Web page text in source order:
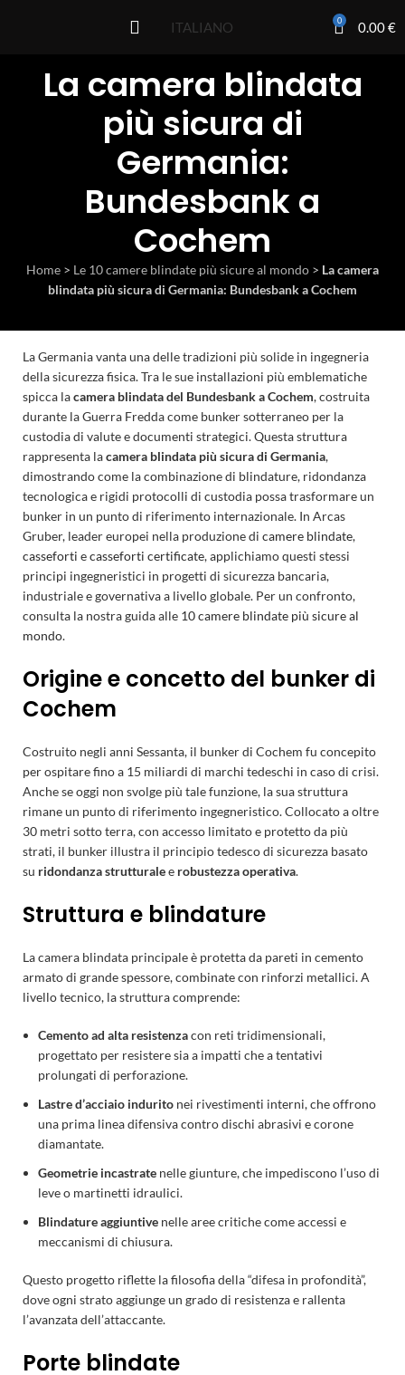
ITALIANO 0 0.00€
La camera blindata
più sicura di
Germania:
Bundesbank a
Cochem
Home > Le 10 camere blindate più sicure al mondo > La camera
blindata più sicura di Germania: Bundesbank a Cochem
La Germania vanta una delle tradizioni più solide in ingegneria
della sicurezza fisica. Tra le sue installazioni più emblematiche
spicca lacamera blindata del Bundesbank a Cochem, costruita
durante la Guerra Fredda come bunker sotterraneo per la
custodia di valute e documenti strategici. Questa struttura
rappresenta lacamera blindata più sicura di Germania,
dimostrando come la combinazione di blindature, ridondanza
tecnologica e rigidi protocolli di custodia possa trasformare un
bunker in un punto di riferimento internazionale. In Arcas
Gruber, leader europei nella produzione di camere blindate,
casseforti ecasseforti certificate, applichiamo questi stessi
principi ingegneristici in progetti di sicurezza bancaria,
industriale e governativa a livello globale. Per un confronto,
consulta la nostra guida alle 10 camere blindate più sicure al
mondo.
Origine e concetto del bunker di
Cochem
Costruito negli anni Sessanta, il bunker di Cochem fu concepito
per ospitare fino a 15 miliardi di marchi tedeschi in caso di crisi.
Anche se oggi non svolge più tale funzione, la sua struttura
rimane un punto di riferimento ingegneristico. Collocato a oltre
30 metri sotto terra, con accesso limitato e protetto da più
strati, il bunker illustra il principio tedesco di sicurezza basato
su ridondanza strutturalee robustezza operativa.
Struttura e blindature
La camera blindata principale è protetta da pareti in cemento
armato di grande spessore, combinate con rinforzi metallici. A
livello tecnico, la struttura comprende:
Cemento ad alta resistenzacon reti tridimensionali,
progettato per resistere sia a impatti che a tentativi
prolungati di perforazione.
Lastre d’acciaio indurito nei rivestimenti interni, che offrono
una prima linea difensiva contro dischi abrasivi e corone
diamantate.
Geometrie incastrate nelle giunture, che impediscono l’uso di
leve o martinetti idraulici.
Blindature aggiuntive nelle aree critiche come accessi e
meccanismi di chiusura.
Questo progetto riflette la filosofia della “difesa in profondità”,
dove ogni strato aggiunge un grado di resistenza e rallenta
l’avanzata dell’attaccante.
Porte blindate